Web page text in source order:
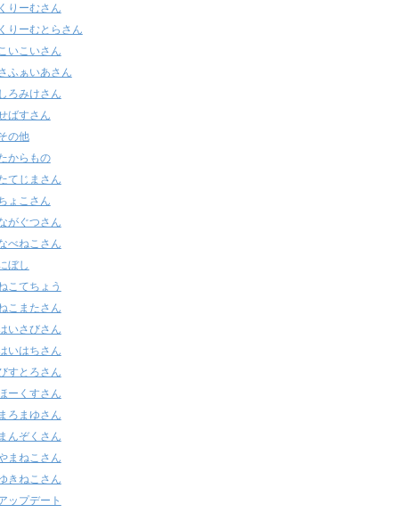
りーむさん
りーむとらさん
いこいさん
ふぁいあさん
ろみけさん
ばすさん
の他
からもの
てじまさん
ょこさん
がぐつさん
べねこさん
ぼし
こてちょう
こまたさん
いさびさん
いはちさん
すとろさん
ーくすさん
ろまゆさん
んぞくさん
まねこさん
きねこさん
ップデート